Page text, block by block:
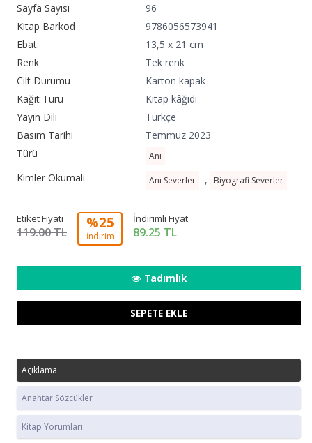
Sayfa Sayısı
96
Kitap Barkod
9786056573941
Ebat
13,5 x 21 cm
Renk
Tek renk
Cilt Durumu
Karton kapak
Kağıt Türü
Kitap kâğıdı
Yayın Dili
Türkçe
Basım Tarihi
Temmuz 2023
Türü
Anı
Kimler Okumalı Anı Severler , Biyografi Severler
Etiket Fiyatı
119.00 TL
%25
İndirim
İndirimli Fiyat
89.25 TL
Tadımlık
SEPETE EKLE
Açıklama
Anahtar Sözcükler
Kitap Yorumları